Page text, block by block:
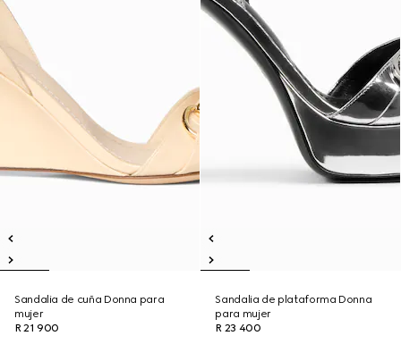
Sandalia de cuña Donna para
mujer
R 21 900
Sandalia de plataforma Donna
para mujer
R 23 400